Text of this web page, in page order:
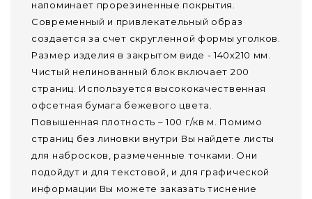
напоминает прорезиненные покрытия.
Современный и привлекательный образ
создается за счет скругленной формы уголков.
Размер изделия в закрытом виде - 140х210 мм.
Чистый нелинованный блок включает 200
страниц. Используется высококачественная
офсетная бумага бежевого цвета.
Повышенная плотность – 100 г/кв м. Помимо
страниц без линовки внутри Вы найдете листы
для набросков, размеченные точками. Они
подойдут и для текстовой, и для графической
информации Вы можете заказать тиснение